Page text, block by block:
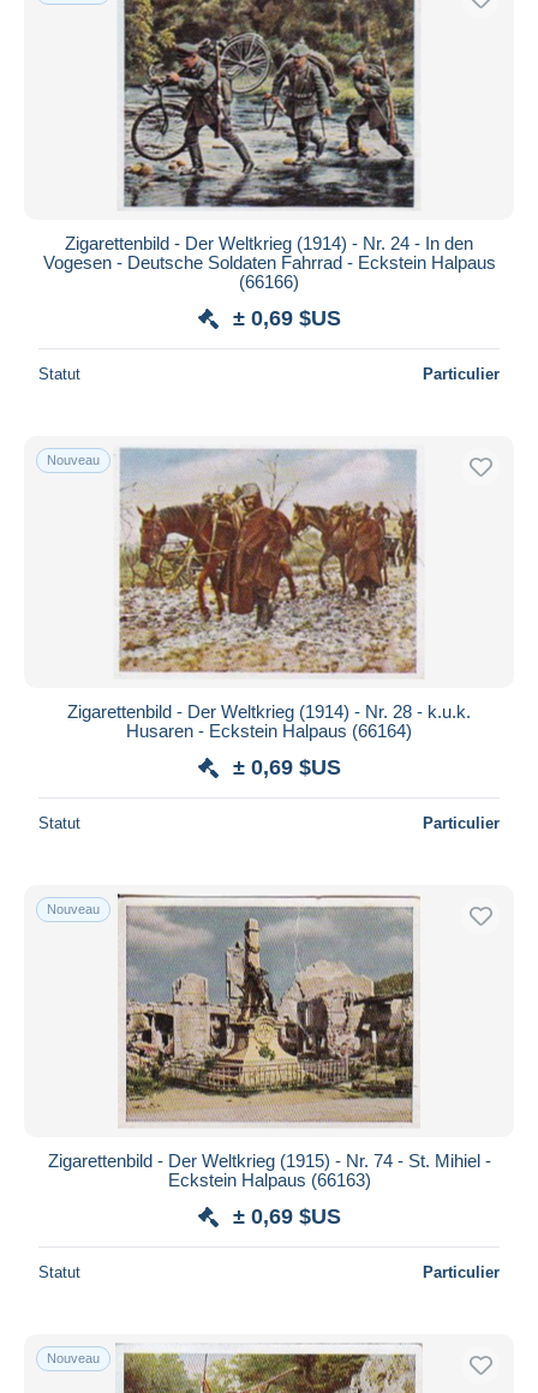
Zigarettenbild - Der Weltkrieg (1914) - Nr. 24 - In den
Vogesen - Deutsche Soldaten Fahrrad - Eckstein Halpaus
(66166)
± 0,69 $US
Statut Particulier
Nouveau
Zigarettenbild - Der Weltkrieg (1914) - Nr. 28 - k.u.k.
Husaren - Eckstein Halpaus (66164)
± 0,69 $US
Statut Particulier
Nouveau
Zigarettenbild - Der Weltkrieg (1915) - Nr. 74 - St. Mihiel -
Eckstein Halpaus (66163)
± 0,69 $US
Statut Particulier
Nouveau